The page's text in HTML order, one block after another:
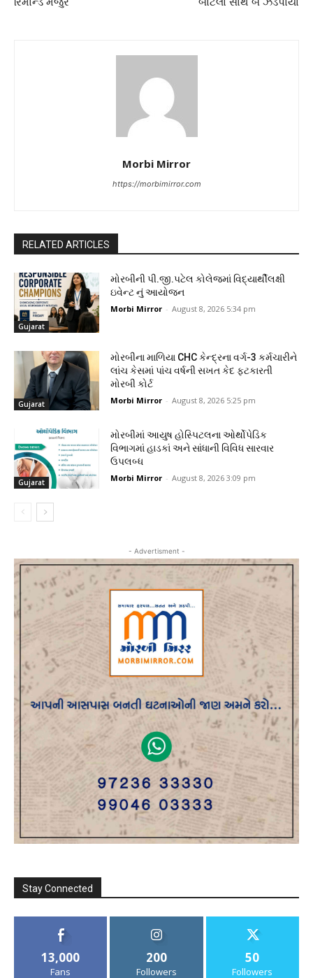
Morbi Mirror
https://morbimirror.com
RELATED ARTICLES
Gujarat
મોરબીની પી.જી.પટેલ કોલેજમાં વિદ્યાર્થીલક્ષી
ઇવેન્ટ નું આયોજન
Morbi Mirror - August 8, 2026 5:34 pm
Gujarat
મોરબીના માળિયા CHC કેન્દ્રના વર્ગ-3 કર્મચારીને
લાંચ કેસમાં પાંચ વર્ષની સખત કેદ ફટકારતી
મોરબી કોર્ટ
Morbi Mirror - August 8, 2026 5:25 pm
Gujarat
મોરબીમાં આયુષ હોસ્પિટલના ઓર્થોપેડિક
વિભાગમાં હાડકાં અને સાંધાની વિવિધ સારવાર
ઉપલબ્ધ
Morbi Mirror - August 8, 2026 3:09 pm
- Advertisment -
Stay Connected
13,000
Fans
200
Followers
50
Followers